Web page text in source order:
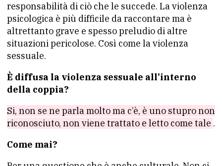
responsabilità di ciò che le succede. La violenza
psicologica è più difficile da raccontare ma è
altrettanto grave e spesso preludio di altre
situazioni pericolose. Così come la violenza
sessuale.
È diffusa la violenza sessuale all’interno
della coppia?
Si, non se ne parla molto ma c’è, è uno stupro non
riconosciuto, non viene trattato e letto come tale .
Come mai?